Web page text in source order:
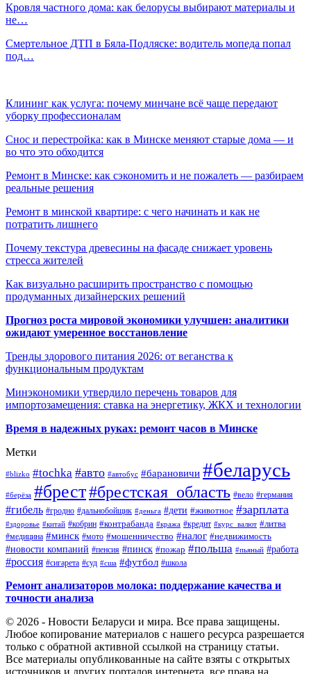
Кровля частного дома: как белорусы выбирают материалы и
не…
Смертельное ДТП в Бяла-Подляске: водитель мопеда попал
под…
Клининг как услуга: почему минчане всё чаще передают
уборку профессионалам
Снос и перестройка: как в Минске меняют старые дома — и
во что это обходится
Ремонт в Минске: как сэкономить и не пожалеть — разбираем
реальные решения
Ремонт в минской квартире: с чего начинать и как не
потратить лишнего
Почему текстура древесины на фасаде снижает уровень
стресса жителей
Как визуально расширить пространство с помощью
продуманных дизайнерских решений
Прогноз роста мировой экономики улучшен: аналитики
ожидают умеренное восстановление
Тренды здорового питания 2026: от веганства к
функциональным продуктам
Минэкономики утвердило перечень товаров для
импортозамещения: ставка на энергетику, ЖКХ и технологии
Время в надежных руках: ремонт часов в Минске
Метки
#blizko #tochka #авто #автобус #барановичи #беларусь
#берёза #брест#брестская_область #вело #германия
#гибель #гродно #дальнобойщик #деньга #дети #животное #зарплата
#здоровье #китай #кобрин #контрабанда #кража #кредит #курс_валют #литва
#медицина #минск #мото #мошенничество #налог #недвижимость
#новости компаний #пенсия #пинск #пожар #польша #пьяный #работа
#россия #сигарета #суд #сша #футбол #школа
Ремонт анализаторов молока: поддержание качества и
точности анализа
© 2026 - Новости Беларуси и мира. Все права защищены.
Любое копирование материалов с нашего ресурса разрешается
только с обратной активной ссылкой на страницу статьи.
Все материалы опубликованные на сайте взяты с открытых
источников и других порталов интернета, все права на